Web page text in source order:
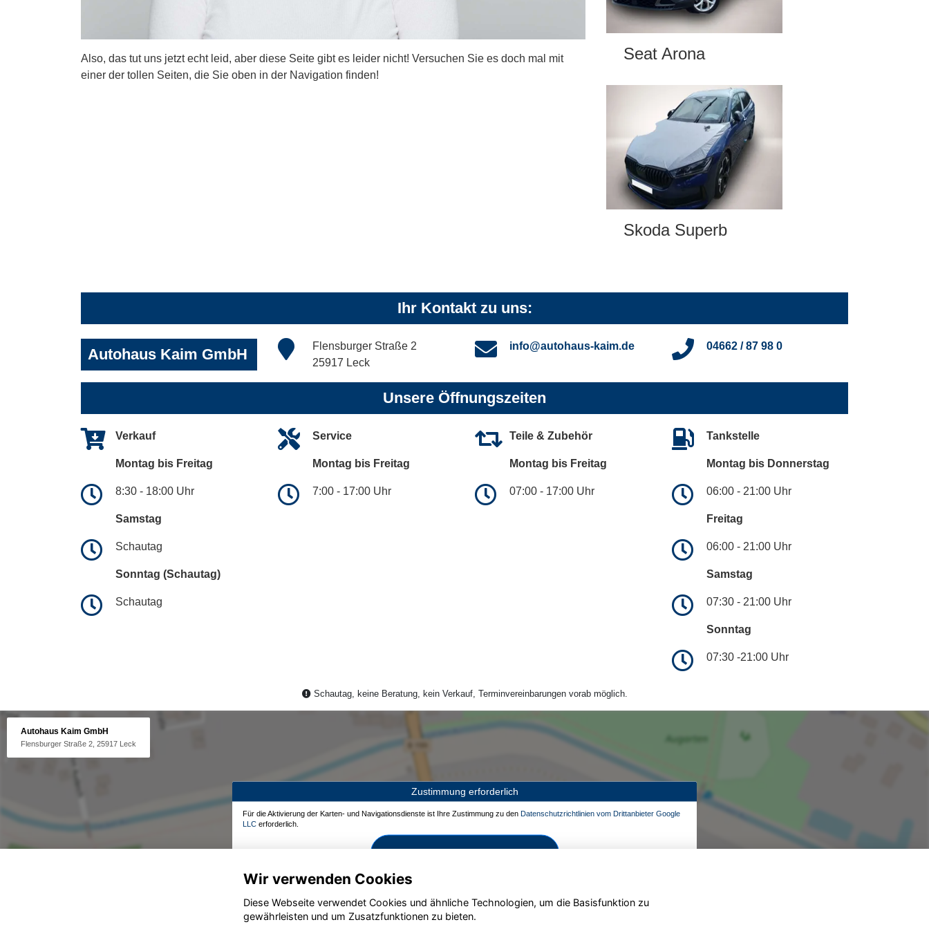
Also, das tut uns jetzt echt leid, aber diese Seite gibt es leider nicht! Versuchen Sie es doch mal mit
einer der tollen Seiten, die Sie oben in der Navigation finden!
Seat Arona
Skoda Superb
Ihr Kontakt zu uns:
Autohaus Kaim GmbH
Flensburger Straße 2
25917 Leck
info@autohaus-kaim.de 04662 / 87 98 0
Unsere Öffnungszeiten
Verkauf
Montag bis Freitag
8:30 - 18:00 Uhr
Samstag
Schautag
Sonntag (Schautag)
Schautag
Service
Montag bis Freitag
7:00 - 17:00 Uhr
Teile & Zubehör
Montag bis Freitag
07:00 - 17:00 Uhr
Tankstelle
Montag bis Donnerstag
06:00 - 21:00 Uhr
Freitag
06:00 - 21:00 Uhr
Samstag
07:30 - 21:00 Uhr
Sonntag
07:30 -21:00 Uhr
Schautag, keine Beratung, kein Verkauf, Terminvereinbarungen vorab möglich.
Autohaus Kaim GmbH
Flensburger Straße 2, 25917 Leck
Zustimmung erforderlich
Für die Aktivierung der Karten- und Navigationsdienste ist Ihre Zustimmung zu den Datenschutzrichtlinien vom Drittanbieter Google
LLC erforderlich.
Zustimmen und aktivieren
Wir verwenden Cookies
Diese Webseite verwendet Cookies und ähnliche Technologien, um die Basisfunktion zu
gewährleisten und um Zusatzfunktionen zu bieten.